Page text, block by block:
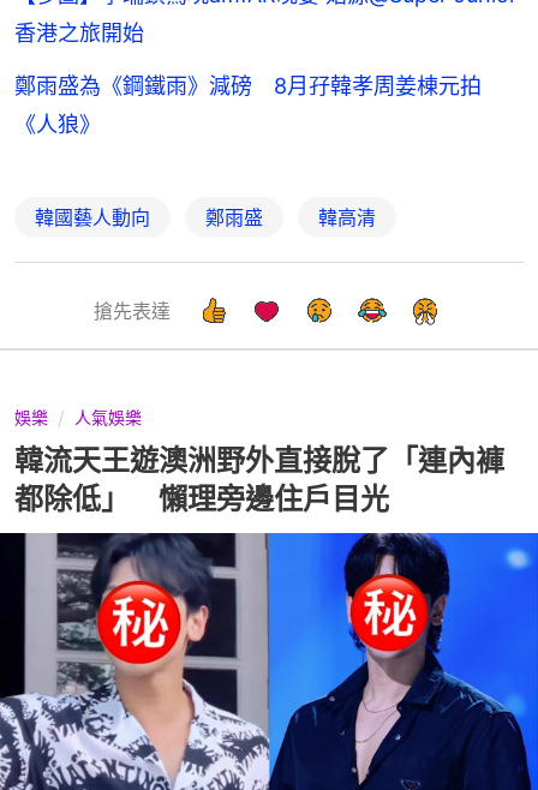
香港之旅開始
鄭雨盛為《鋼鐵雨》減磅 8月孖韓孝周姜棟元拍
《人狼》
韓國藝人動向 鄭雨盛 韓高清
搶先表達
娛樂 人氣娛樂
韓流天王遊澳洲野外直接脫了「連內褲
都除低」 懶理旁邊住戶目光